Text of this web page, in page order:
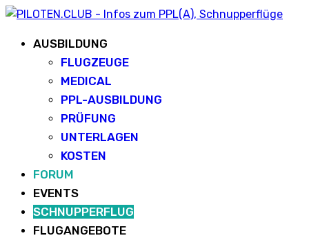
AUSBILDUNG
FLUGZEUGE
MEDICAL
PPL-AUSBILDUNG
PRÜFUNG
UNTERLAGEN
KOSTEN
FORUM
EVENTS
SCHNUPPERFLUG
FLUGANGEBOTE